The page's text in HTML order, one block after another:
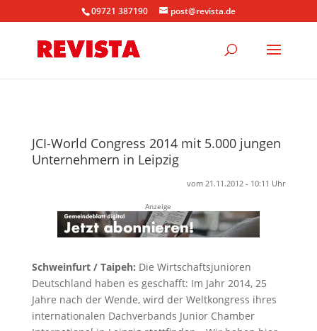
09721 387190 post@revista.de
JCI-World Congress 2014 mit 5.000 jungen
Unternehmern in Leipzig
vom 21.11.2012 - 10:11 Uhr
Anzeige
Schweinfurt / Taipeh: Die Wirtschaftsjunioren
Deutschland haben es geschafft: Im Jahr 2014, 25
Jahre nach der Wende, wird der Weltkongress ihres
internationalen Dachverbands Junior Chamber